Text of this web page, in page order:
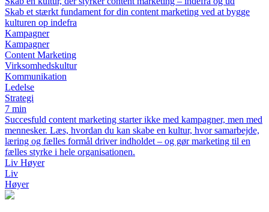
Skab et stærkt fundament for din content marketing ved at bygge
kulturen op indefra
Kampagner
Kampagner
Content Marketing
Virksomhedskultur
Kommunikation
Ledelse
Strategi
7 min
Succesfuld content marketing starter ikke med kampagner, men med
mennesker. Læs, hvordan du kan skabe en kultur, hvor samarbejde,
læring og fælles formål driver indholdet – og gør marketing til en
fælles styrke i hele organisationen.
Liv Høyer
Liv
Høyer